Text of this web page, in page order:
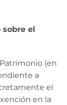
el
(en
a
el
en la